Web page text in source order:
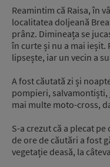
Reamintim că Raisa, în
localitatea doljeană
prânz. Dimineața se
în curte și nu a mai ieșit.
lipsește, iar un vecin a
A fost căutată zi și
pompieri, salvamontiști,
mai multe moto-cross,
S-a crezut că a plecat
de ore de căutări a fost
vegetație deasă, la